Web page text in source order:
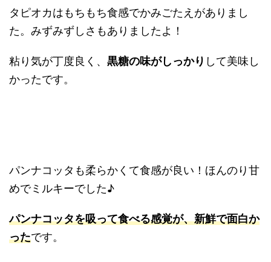
タピオカはもちもち食感でかみごたえがありまし
た。みずみずしさもありましたよ！
粘り気が丁度良く、 黒糖の味がしっかり して美味し
かったです。
パンナコッタも柔らかくて食感が良い！ほんのり甘
めでミルキーでした♪
パンナコッタを吸って食べる感覚が、新鮮で面白か
ったです。